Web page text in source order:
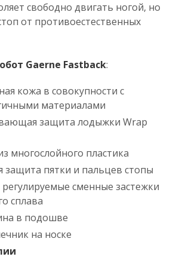
свободно двигать ногой, но
от противоестественных
Gaerne Fastback:
кожа в совокупности с
материалами
защита лодыжки Wrap
многослойного пластика
защита пятки и пальцев стопы
сменные застежки
сплава
в подошве
на носке